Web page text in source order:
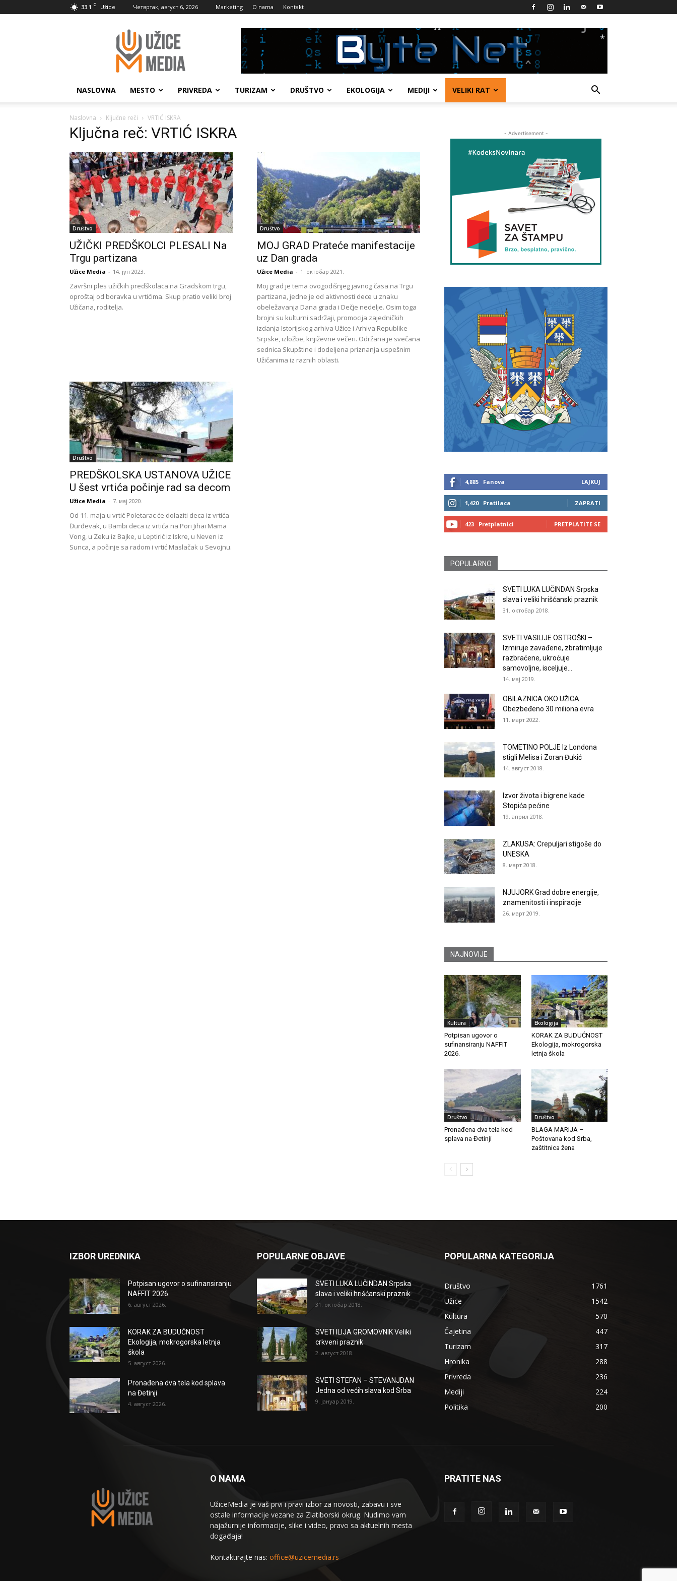
33.1 C Užice Четвртак, август 6, 2026 Marketing O nama Kontakt
UžiceMedia
NASLOVNA MESTO PRIVREDA TURIZAM DRUŠTVO EKOLOGIJA MEDIJI VELIKI RAT
Naslovna Ključne reči VRTIĆ ISKRA
Ključna reč: VRTIĆ ISKRA
Društvo
UŽIČKI PREDŠKOLCI PLESALI Na
Trgu partizana
Užice Media - 14. јун 2023.
Završni ples užičkih predškolaca na Gradskom trgu,
oproštaj od boravka u vrtićima. Skup pratio veliki broj
Užičana, roditelja.
Društvo
MOJ GRAD Prateće manifestacije
uz Dan grada
Užice Media - 1. октобар 2021.
Moj grad je tema ovogodišnjeg javnog časa na Trgu
partizana, jedne je od aktivnosti dece u znaku
obeležavanja Dana grada i Dečje nedelje. Osim toga
brojni su kulturni sadržaji, promocija zajedničkih
izdanja Istorijskog arhiva Užice i Arhiva Republike
Srpske, izložbe, književne večeri. Održana je svečana
sednica Skupštine i dodeljena priznanja uspešnim
Užičanima iz raznih oblasti.
Društvo
PREDŠKOLSKA USTANOVA UŽICE
U šest vrtića počinje rad sa decom
Užice Media - 7. мај 2020.
Od 11. maja u vrtić Poletarac će dolaziti deca iz vrtića
Đurđevak, u Bambi deca iz vrtića na Pori Jihai Mama
Vong, u Zeku iz Bajke, u Leptirić iz Iskre, u Neven iz
Sunca, a počinje sa radom i vrtić Maslačak u Sevojnu.
- Advertisement -
4,885 Fanova LAJKUJ
1,420 Pratilaca ZAPRATI
423 Pretplatnici PRETPLATITE SE
POPULARNO
SVETI LUKA LUČINDAN Srpska
slava i veliki hrišćanski praznik
31. октобар 2018.
SVETI VASILIJE OSTROŠKI –
Izmiruje zavađene, zbratimljuje
razbraćene, ukroćuje
samovoljne, isceljuje...
14. мај 2019.
OBILAZNICA OKO UŽICA
Obezbeđeno 30 miliona evra
11. март 2022.
TOMETINO POLJE Iz Londona
stigli Melisa i Zoran Đukić
14. август 2018.
Izvor života i bigrene kade
Stopića pećine
19. април 2018.
ZLAKUSA: Crepuljari stigoše do
UNESKA
8. март 2018.
NJUJORK Grad dobre energije,
znamenitosti i inspiracije
26. март 2019.
NAJNOVIJE
Kultura
Potpisan ugovor o
sufinansiranju NAFFIT
2026.
Ekologija
KORAK ZA BUDUĆNOST
Ekologija, mokrogorska
letnja škola
Društvo
Pronađena dva tela kod
splava na Đetinji
Društvo
BLAGA MARIJA –
Poštovana kod Srba,
zaštitnica žena
IZBOR UREDNIKA
Potpisan ugovor o sufinansiranju
NAFFIT 2026.
6. август 2026.
KORAK ZA BUDUĆNOST
Ekologija, mokrogorska letnja
škola
5. август 2026.
Pronađena dva tela kod splava
na Đetinji
4. август 2026.
POPULARNE OBJAVE
SVETI LUKA LUČINDAN Srpska
slava i veliki hrišćanski praznik
31. октобар 2018.
SVETI ILIJA GROMOVNIK Veliki
crkveni praznik
2. август 2018.
SVETI STEFAN – STEVANJDAN
Jedna od većih slava kod Srba
9. јануар 2019.
POPULARNA KATEGORIJA
Društvo
1761
Užice
1542
Kultura
570
Čajetina
447
Turizam
317
Hronika
288
Privreda
236
Mediji
224
Politika
200
O NAMA
UžiceMedia je vaš prvi i pravi izbor za novosti, zabavu i sve
ostale informacije vezane za Zlatiborski okrug. Nudimo vam
najažurnije informacije, slike i video, pravo sa aktuelnih mesta
događaja!
Kontaktirajte nas: office@uzicemedia.rs
PRATITE NAS